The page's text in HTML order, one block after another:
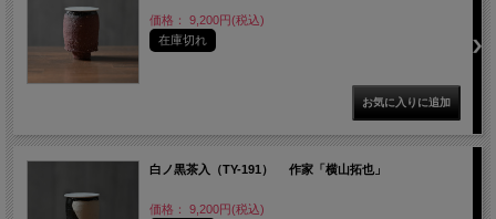
価格： 9,200円(税込)
在庫切れ
白ノ黒茶入（TY-191） 作家「横山拓也」
価格： 9,200円(税込)